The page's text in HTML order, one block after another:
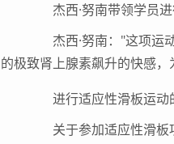
杰西·努南带领学员进
杰西·努南："这项运动
的极致肾上腺素飙升的快感
进行适应性滑板运动
关于参加适应性滑板